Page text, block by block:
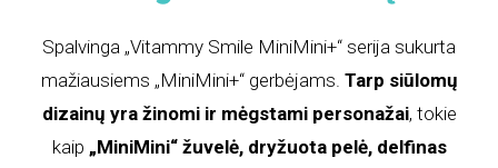
Spalvinga „Vitammy Smile MiniMini+“ serija sukurta
mažiausiems „MiniMini+“ gerbėjams. Tarp siūlomų
dizainų yra žinomi ir mėgstami personažai, tokie
kaip „MiniMini“ žuvelė, dryžuota pelė, delfinas